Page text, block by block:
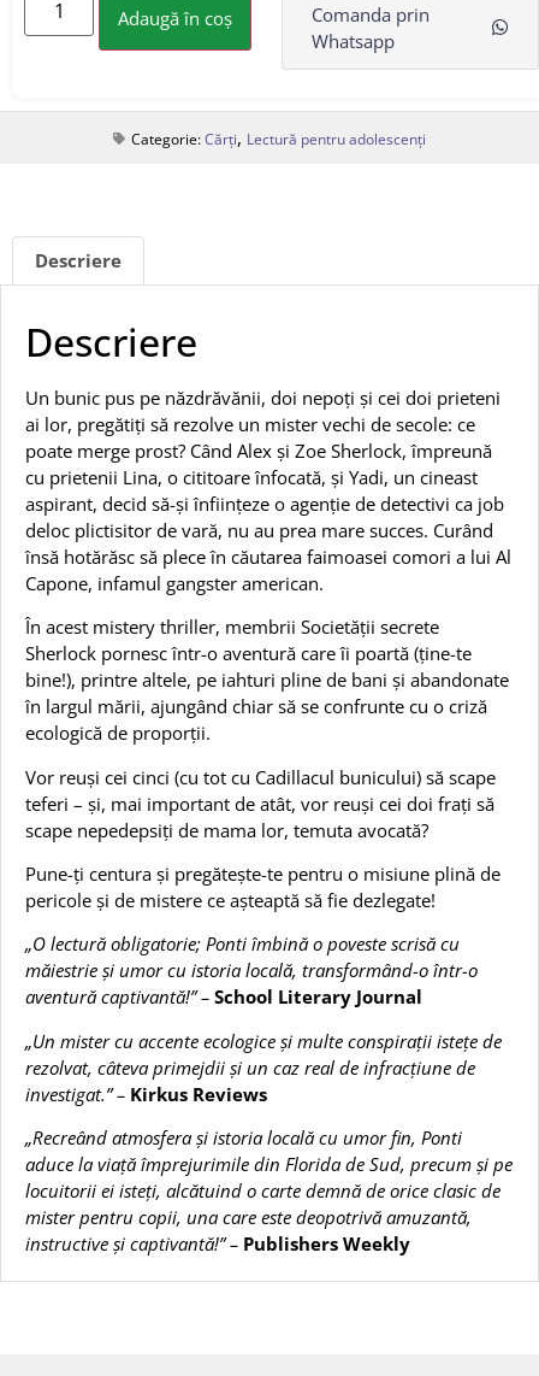
Adaugă în coș
Comanda prin
Whatsapp
Categorie:Cărți, Lectură pentru adolescenți
Descriere
Descriere
Un bunic pus pe năzdrăvănii, doi nepoți și cei doi prieteni
ai lor, pregătiți să rezolve un mister vechi de secole: ce
poate merge prost? Când Alex și Zoe Sherlock, împreună
cu prietenii Lina, o cititoare înfocată, și Yadi, un cineast
aspirant, decid să-și înființeze o agenție de detectivi ca job
deloc plictisitor de vară, nu au prea mare succes. Curând
însă hotărăsc să plece în căutarea faimoasei comori a lui Al
Capone, infamul gangster american.
În acest mistery thriller, membrii Societății secrete
Sherlock pornesc într-o aventură care îi poartă (ține-te
bine!), printre altele, pe iahturi pline de bani și abandonate
în largul mării, ajungând chiar să se confrunte cu o criză
ecologică de proporții.
Vor reuși cei cinci (cu tot cu Cadillacul bunicului) să scape
teferi – și, mai important de atât, vor reuși cei doi frați să
scape nepedepsiți de mama lor, temuta avocată?
Pune-ți centura și pregătește-te pentru o misiune plină de
pericole și de mistere ce așteaptă să fie dezlegate!
„O lectură obligatorie; Ponti îmbină o poveste scrisă cu
măiestrie și umor cu istoria locală, transformând-o într-o
aventură captivantă!” – School Literary Journal
„Un mister cu accente ecologice și multe conspirații istețe de
rezolvat, câteva primejdii și un caz real de infracțiune de
investigat.” – Kirkus Reviews
„Recreând atmosfera și istoria locală cu umor fin, Ponti
aduce la viață împrejurimile din Florida de Sud, precum și pe
locuitorii ei isteți, alcătuind o carte demnă de orice clasic de
mister pentru copii, una care este deopotrivă amuzantă,
instructive și captivantă!” – Publishers Weekly